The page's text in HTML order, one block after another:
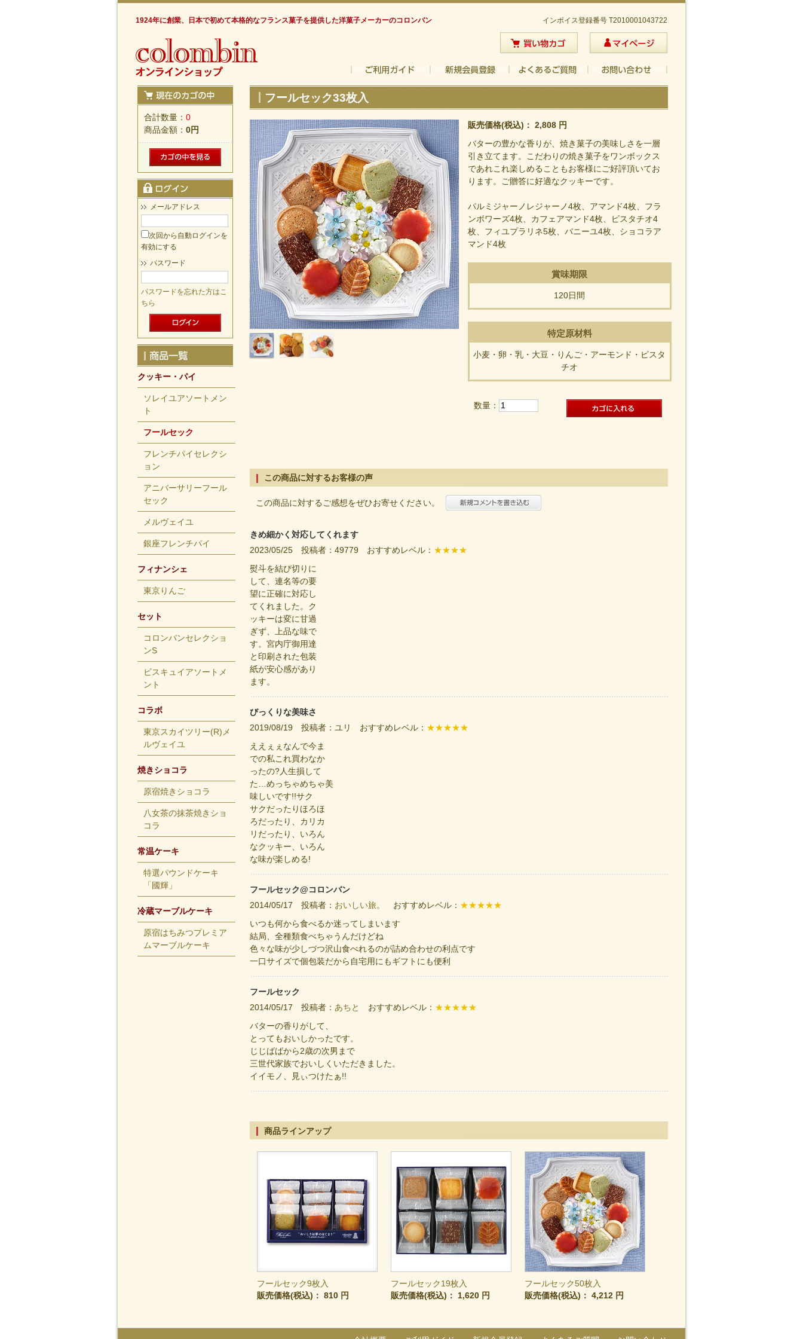
1924年に創業、日本で初めて本格的なフランス菓子を提供した洋菓子メーカーのコロンバン インボイス登録番号 T2010001043722
合計数量：0
商品金額：0円
メールアドレス
次回から自動ログインを
有効にする
パスワード
パスワードを忘れた方はこ
ちら
クッキー・パイ
ソレイユアソートメン
ト
フールセック
フレンチパイセレクシ
ョン
アニバーサリーフール
セック
メルヴェイユ
銀座フレンチパイ
フィナンシェ
東京りんご
セット
コロンバンセレクショ
ンS
ビスキュイアソートメ
ント
コラボ
東京スカイツリー(R)メ
ルヴェイユ
焼きショコラ
原宿焼きショコラ
八女茶の抹茶焼きショ
コラ
常温ケーキ
特選パウンドケーキ
「國輝」
冷蔵マーブルケーキ
原宿はちみつプレミア
ムマーブルケーキ
フールセック33枚入
販売価格(税込)： 2,808円
バターの豊かな香りが、焼き菓子の美味しさを一層
引き立てます。こだわりの焼き菓子をワンボックス
であれこれ楽しめることもお客様にご好評頂いてお
ります。ご贈答に好適なクッキーです。
パルミジャーノレジャーノ4枚、アマンド4枚、フラ
ンボワーズ4枚、カフェアマンド4枚、ピスタチオ4
枚、フィユプラリネ5枚、バニーユ4枚、ショコラア
マンド4枚
賞味期限
120日間
特定原材料
小麦・卵・乳・大豆・りんご・アーモンド・ピスタ
チオ
数量：
この商品に対するお客様の声
この商品に対するご感想をぜひお寄せください。
きめ細かく対応してくれます
2023/05/25 投稿者：49779 おすすめレベル： ★★★★
熨斗を結び切りに
して、連名等の要
望に正確に対応し
てくれました。ク
ッキーは変に甘過
ぎず、上品な味で
す。宮内庁御用達
と印刷された包装
紙が安心感があり
ます。
びっくりな美味さ
2019/08/19 投稿者：ユリ おすすめレベル： ★★★★★
ええぇぇなんで今ま
での私これ買わなか
ったの?人生損して
た…めっちゃめちゃ美
味しいです!!サク
サクだったりほろほ
ろだったり、カリカ
リだったり、いろん
なクッキー、いろん
な味が楽しめる!
フールセック@コロンバン
2014/05/17 投稿者： おいしい旅。 おすすめレベル： ★★★★★
いつも何から食べるか迷ってしまいます
結局、全種類食べちゃうんだけどね
色々な味が少しづつ沢山食べれるのが詰め合わせの利点です
一口サイズで個包装だから自宅用にもギフトにも便利
フールセック
2014/05/17 投稿者： あちと おすすめレベル： ★★★★★
バターの香りがして、
とってもおいしかったです。
じじばばから2歳の次男まで
三世代家族でおいしくいただきました。
イイモノ、見ぃつけたぁ!!
商品ラインアップ
フールセック9枚入
販売価格(税込)： 810 円
フールセック19枚入
販売価格(税込)： 1,620 円
フールセック50枚入
販売価格(税込)： 4,212 円